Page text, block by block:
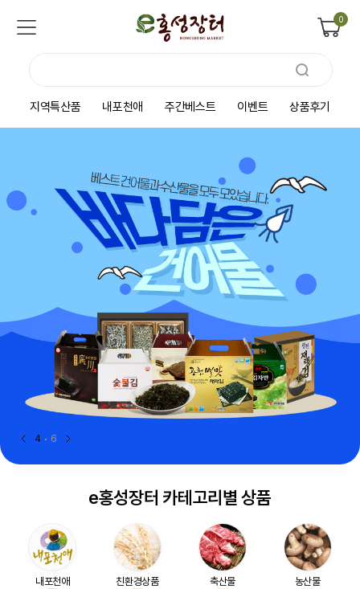
0
지역특산품 내포천애 주간베스트 이벤트 상품후기
5 6
e홍성장터 카테고리별 상품
내포천애 친환경상품 축산물 농산물